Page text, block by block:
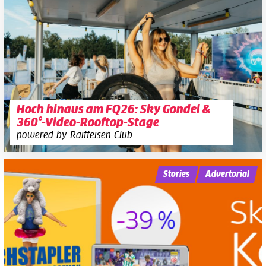
Hoch hinaus am FQ26: Sky Gondel &
360°-Video-Rooftop-Stage
powered by Raiffeisen Club
Stories Advertorial